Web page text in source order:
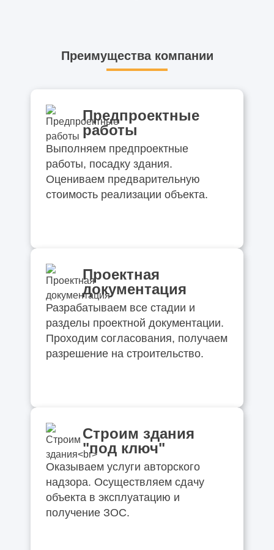
Преимущества компании
Предпроектные
работы
Выполняем предпроектные
работы, посадку здания.
Оцениваем предварительную
стоимость реализации объекта.
Проектная
документация
Разрабатываем все стадии и
разделы проектной документации.
Проходим согласования, получаем
разрешение на строительство.
Строим здания
"под ключ"
Оказываем услуги авторского
надзора. Осуществляем сдачу
объекта в эксплуатацию и
получение ЗОС.